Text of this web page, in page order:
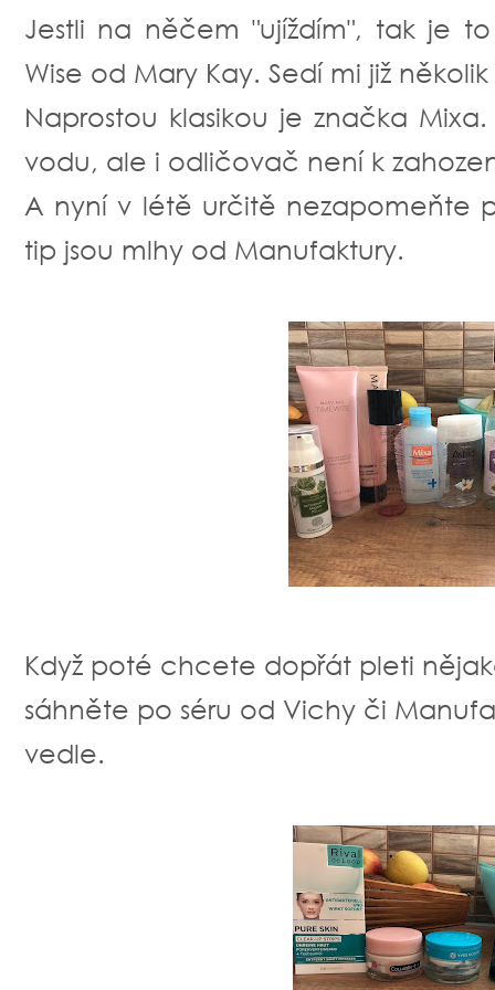
Jestli na něčem "ujíždím", tak je
Wise od Mary Kay. Sedí mi již
Naprostou klasikou je značka
vodu, ale i odličovač není k
A nyní v létě určitě nezapomeňte
tip jsou mlhy od Manufaktury.
Když poté chcete dopřát pleti
sáhněte po séru od Vichy či
vedle.